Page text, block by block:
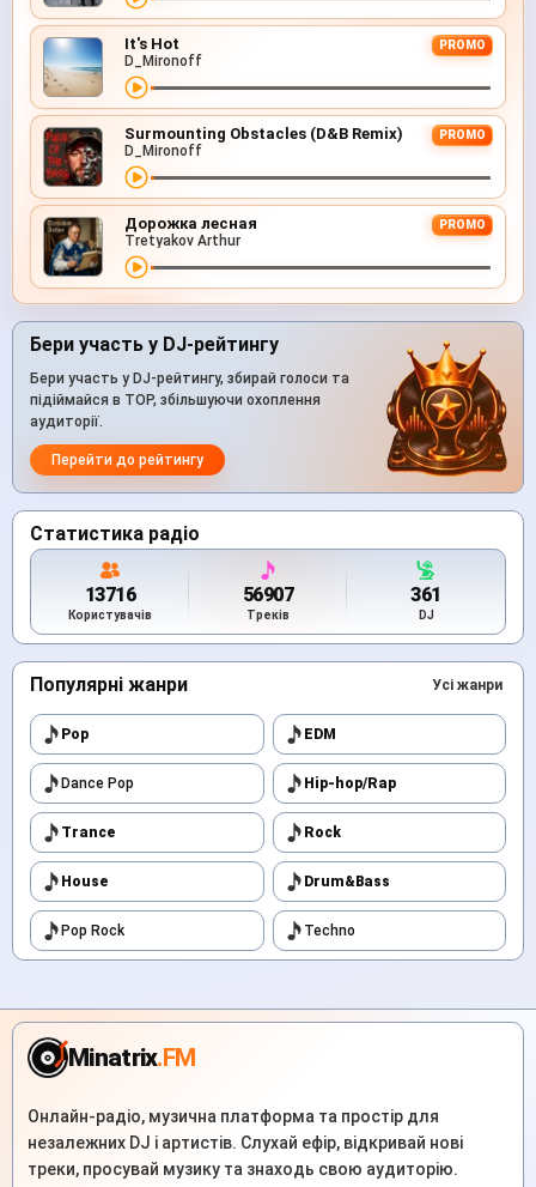
It's Hot PROMO
D_Mironoff
Surmounting Obstacles (D&B Remix) PROMO
D_Mironoff
Дорожка лесная PROMO
Tretyakov Arthur
Бери участь у DJ-рейтингу
Бери участь у DJ-рейтингу, збирай голоси та
підіймайся в TOP, збільшуючи охоплення
аудиторії.
Перейти до рейтингу
Статистика радіо
13716
Користувачів
56907
Треків
361
DJ
Популярні жанри Усі жанри
Pop EDM
Dance Pop Hip-hop/Rap
Trance Rock
House Drum&Bass
Pop Rock Techno
Minatrix.FM
Онлайн-радіо, музична платформа та простір для
незалежних DJ і артистів. Слухай ефір, відкривай нові
треки, просувай музику та знаходь свою аудиторію.